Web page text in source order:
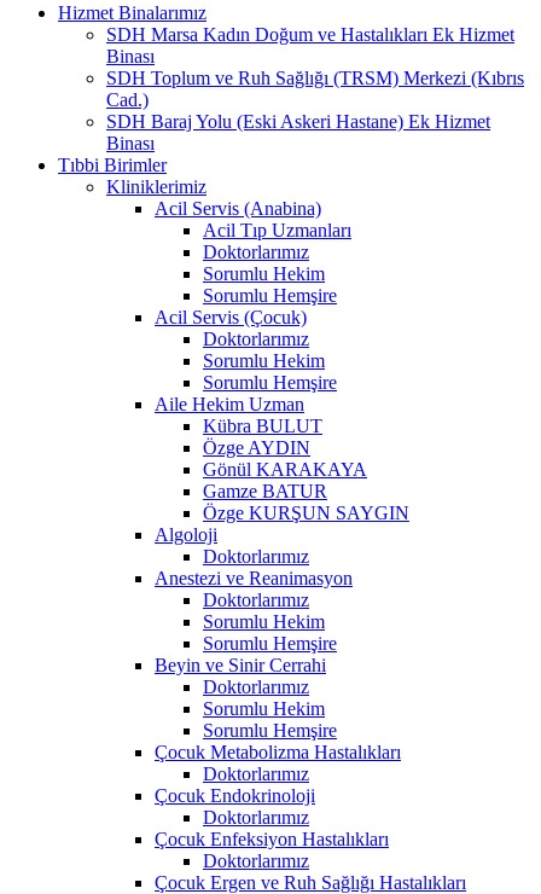
Hizmet Binalarımız
SDH Marsa Kadın Doğum ve Hastalıkları Ek Hizmet
Binası
SDH Toplum ve Ruh Sağlığı (TRSM) Merkezi (Kıbrıs
Cad.)
SDH Baraj Yolu (Eski Askeri Hastane) Ek Hizmet
Binası
Tıbbi Birimler
Kliniklerimiz
Acil Servis (Anabina)
Acil Tıp Uzmanları
Doktorlarımız
Sorumlu Hekim
Sorumlu Hemşire
Acil Servis (Çocuk)
Doktorlarımız
Sorumlu Hekim
Sorumlu Hemşire
Aile Hekim Uzman
Kübra BULUT
Özge AYDIN
Gönül KARAKAYA
Gamze BATUR
Özge KURŞUN SAYGIN
Algoloji
Doktorlarımız
Anestezi ve Reanimasyon
Doktorlarımız
Sorumlu Hekim
Sorumlu Hemşire
Beyin ve Sinir Cerrahi
Doktorlarımız
Sorumlu Hekim
Sorumlu Hemşire
Çocuk Metabolizma Hastalıkları
Doktorlarımız
Çocuk Endokrinoloji
Doktorlarımız
Çocuk Enfeksiyon Hastalıkları
Doktorlarımız
Çocuk Ergen ve Ruh Sağlığı Hastalıkları